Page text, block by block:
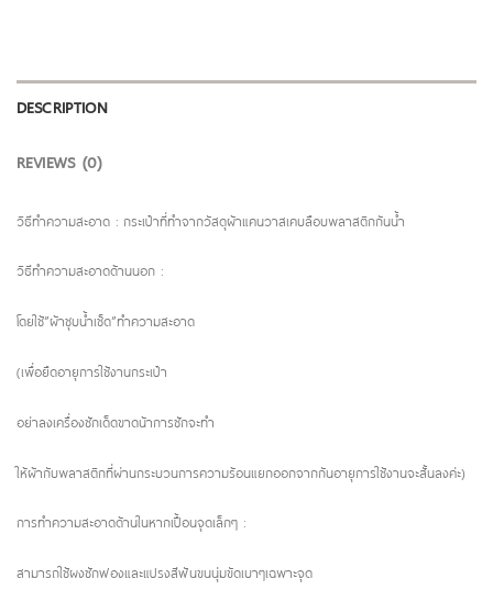
DESCRIPTION
REVIEWS (0)
วิธีทำความสะอาด : กระเป๋าที่ทำจากวัสดุผ้าแคนวาสเคบลือบพลาสติกกันน้ำ
วิธีทำความสะอาดด้านนอก :
โดยใช้”ผ้าชุบน้ำเช็ด”ทำความสะอาด
(เพื่อยืดอายุการใช้งานกระเป๋า
อย่าลงเครื่องซักเด็ดขาดน้าการซักจะทำ
ให้ผ้ากับพลาสติกที่ผ่านกระบวนการความร้อนแยกออกจากกันอายุการใช้งานจะสั้นลงค่ะ)
การทำความสะอาดด้านในหากเปื้อนจุดเล็กๆ :
สามารถใช้ผงซักฟองและแปรงสีฟันขนนุ่มขัดเบาๆเฉพาะจุด